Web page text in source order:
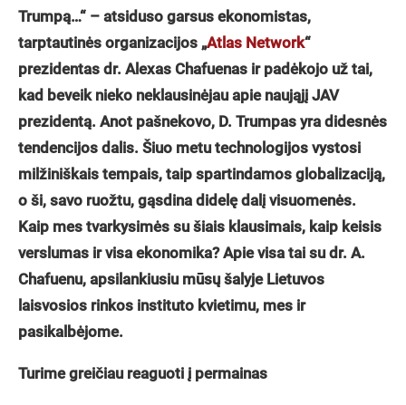
Trumpą…“ – atsiduso garsus ekonomistas,
tarptautinės organizacijos „Atlas Network“
prezidentas dr. Alexas Chafuenas ir padėkojo už tai,
kad beveik nieko neklausinėjau apie naująjį JAV
prezidentą. Anot pašnekovo, D. Trumpas yra didesnės
tendencijos dalis. Šiuo metu technologijos vystosi
milžiniškais tempais, taip spartindamos globalizaciją,
o ši, savo ruožtu, gąsdina didelę dalį visuomenės.
Kaip mes tvarkysimės su šiais klausimais, kaip keisis
verslumas ir visa ekonomika? Apie visa tai su dr. A.
Chafuenu, apsilankiusiu mūsų šalyje Lietuvos
laisvosios rinkos instituto kvietimu, mes ir
pasikalbėjome.
Turime greičiau reaguoti į permainas